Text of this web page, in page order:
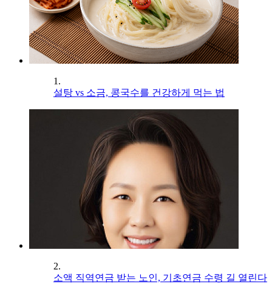
1.
설탕 vs 소금, 콩국수를 건강하게 먹는 법
2.
소액 직역연금 받는 노인, 기초연금 수령 길 열린다